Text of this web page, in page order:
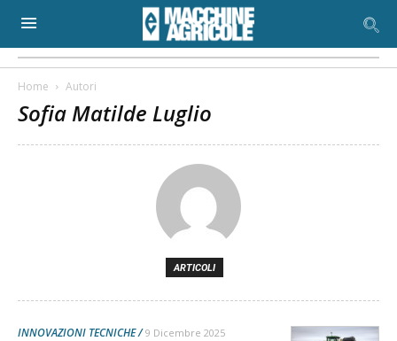
Home Autori
Sofia Matilde Luglio
ARTICOLI
INNOVAZIONI TECNICHE 9 Dicembre 2025